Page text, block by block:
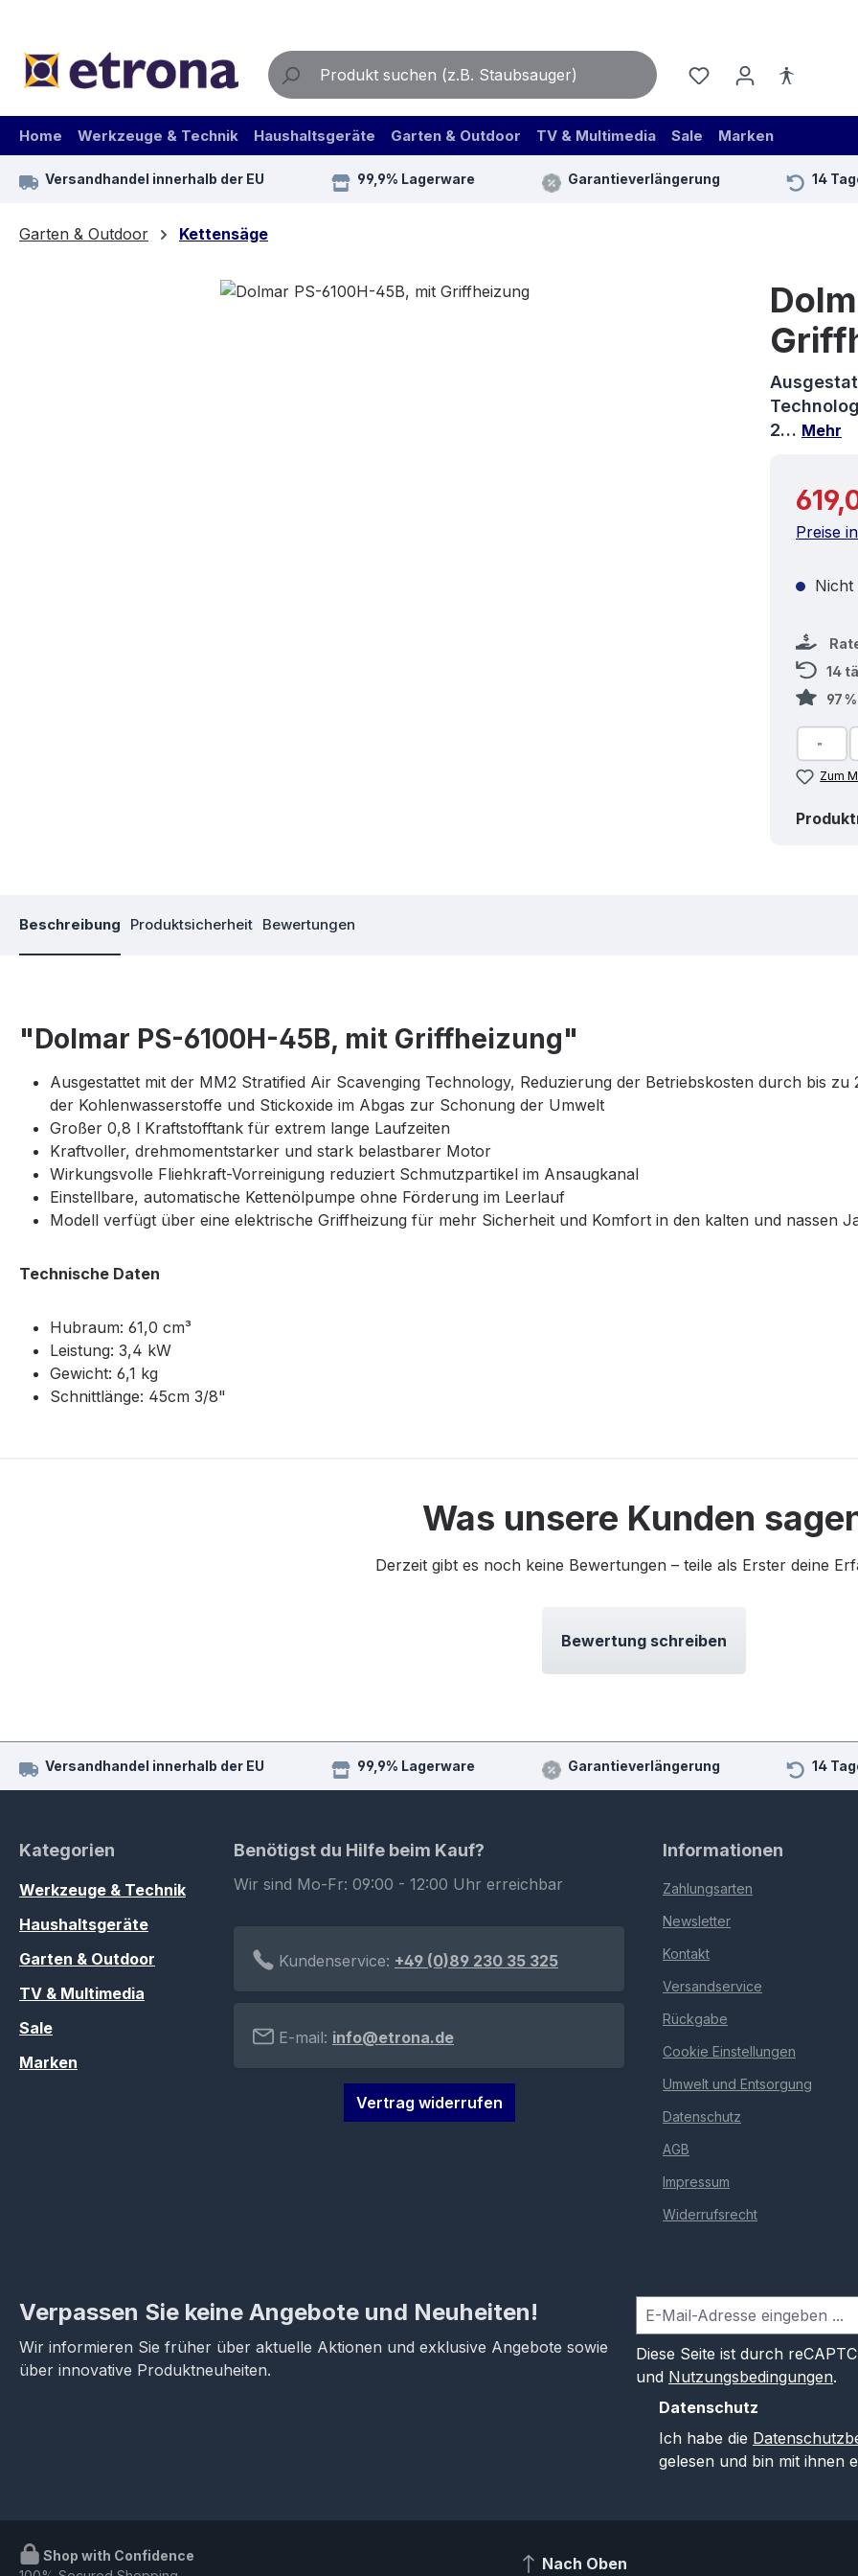
Home Werkzeuge & Technik Haushaltsgeräte Garten & Outdoor TV & Multimedia Sale Marken
Versandhandel innerhalb der EU 99,9% Lagerware Garantieverlängerung 14
Garten & Outdoor Kettensäge
2… Mehr
Preise
14
97
Zum
Beschreibung Produktsicherheit Bewertungen
"Dolmar PS-6100H-45B, mit Griffheizung"
Ausgestattet mit der MM2 Stratified Air Scavenging Technology, Reduzierung der Betriebskosten durch bis
der Kohlenwasserstoffe und Stickoxide im Abgas zur Schonung der Umwelt
Großer 0,8 l Kraftstofftank für extrem lange Laufzeiten
Kraftvoller, drehmomentstarker und stark belastbarer Motor
Wirkungsvolle Fliehkraft-Vorreinigung reduziert Schmutzpartikel im Ansaugkanal
Einstellbare, automatische Kettenölpumpe ohne Förderung im Leerlauf
Modell verfügt über eine elektrische Griffheizung für mehr Sicherheit und Komfort in den kalten und nassen
Technische Daten
Hubraum: 61,0 cm³
Leistung: 3,4 kW
Gewicht: 6,1 kg
Schnittlänge: 45cm 3/8"
Was unsere Kunden
Derzeit gibt es noch keine Bewertungen – teile als Erster deine
Bewertung schreiben
Versandhandel innerhalb der EU 99,9% Lagerware Garantieverlängerung 14
Kategorien
Werkzeuge & Technik
Haushaltsgeräte
Garten & Outdoor
TV & Multimedia
Sale
Marken
Benötigst du Hilfe beim Kauf?
Wir sind Mo-Fr: 09:00 - 12:00 Uhr erreichbar
Kundenservice: +49 (0)89 230 35 325
E-mail: info@etrona.de
Vertrag widerrufen
Informationen
Zahlungsarten
Newsletter
Kontakt
Versandservice
Rückgabe
Cookie Einstellungen
Umwelt und Entsorgung
Datenschutz
AGB
Impressum
Widerrufsrecht
Verpassen Sie keine Angebote und Neuheiten!
Wir informieren Sie früher über aktuelle Aktionen und exklusive Angebote sowie
über innovative Produktneuheiten.
Diese Seite ist durch
und Nutzungsbedingungen.
Datenschutz
Ich habe die
gelesen und bin mit ihnen
Shop with Confidence
Nach Oben